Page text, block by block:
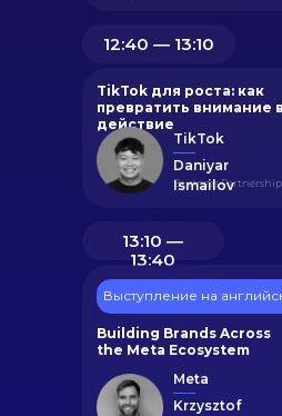
13:10 ―
13:40
12:40 ― 13:10
Business
Daniyar
Ismailov
TikTok
TikTok для роста: как
превратить внимание в
действие
Krzysztof
Meta
Building Brands Across
the Meta Ecosystem
Выступление на